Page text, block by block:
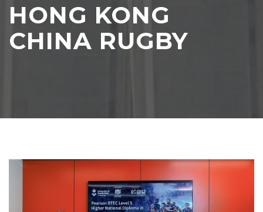
HONG KONG
CHINA RUGBY